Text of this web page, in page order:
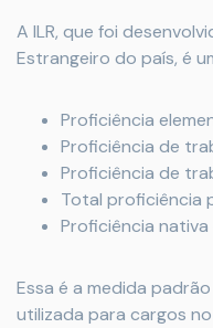
A ILR, que foi
Estrangeiro do país, é
Proficiência
Proficiência de
Proficiência de
Total proficiência
Proficiência
Essa é a medida
utilizada para cargos